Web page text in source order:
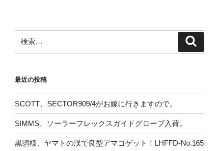
検
索:
最近の投稿
SCOTT、SECTOR909/4がお嫁に行きますので。
SIMMS、ソーラーフレックスガイドグローブ入荷。
黒須様、ヤマトの渓で良型アマゴゲット！LHFFD-No.165